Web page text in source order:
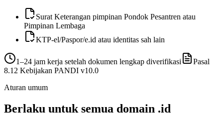
Surat Keterangan pimpinan Pondok Pesantren atau
Pimpinan Lembaga
KTP-el/Paspor/e.id atau identitas sah lain
1–24 jam kerja setelah dokumen lengkap diverifikasi
Pasal
8.12 Kebijakan PANDI v10.0
Aturan umum
Berlaku untuk semua domain .id